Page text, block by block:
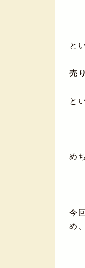
と
売
と
め
今
め